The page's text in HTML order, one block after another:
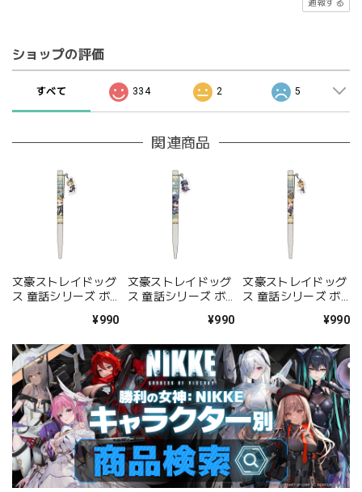
通報する
ショップの評価
すべて 334 2 5
関連商品
文豪ストレイドッグ
ス 童話シリーズ ボ
¥990
文豪ストレイドッグ
ス 童話シリーズ ボ
¥990
文豪ストレイドッグ
ス 童話シリーズ ボ
¥990